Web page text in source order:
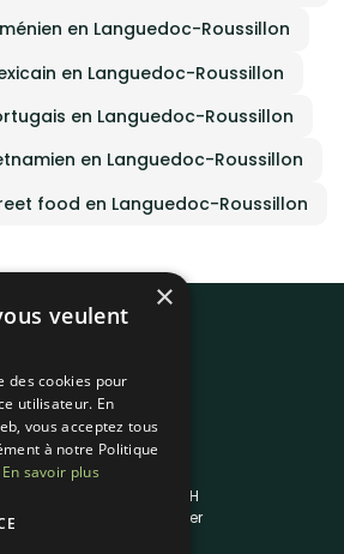
en Languedoc-Roussillon
en Languedoc-Roussillon
en Languedoc-Roussillon
en Languedoc-Roussillon
food en Languedoc-Roussillon
Liens utiles
Traiteur en 48H
Nous contacter
×
veulent
des cookies pour
utilisateur. En
vous acceptez tous
à notre Politique
En savoir plus